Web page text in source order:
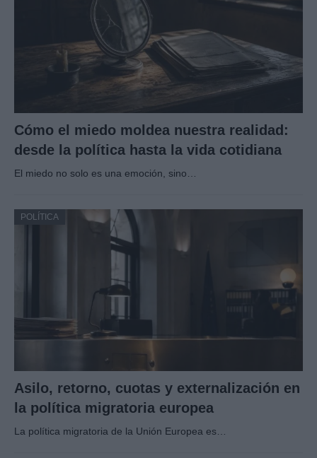
Cómo el miedo moldea nuestra realidad:
desde la política hasta la vida cotidiana
El miedo no solo es una emoción, sino…
POLÍTICA
Asilo, retorno, cuotas y externalización en
la política migratoria europea
La política migratoria de la Unión Europea es…